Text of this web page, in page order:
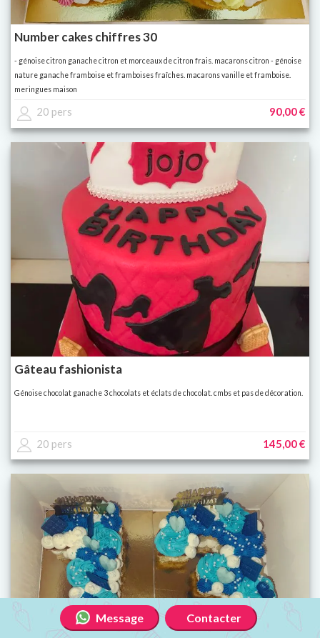
Number cakes chiffres 30
- génoise citron ganache citron et morceaux de citron frais. macarons citron - génoise
nature ganache framboise et framboises fraîches. macarons vanille et framboise.
meringues maison
20 pers 90,00 €
Gâteau fashionista
Génoise chocolat ganache 3 chocolats et éclats de chocolat. cmbs et pas de décoration.
20 pers 145,00 €
Message Contacter